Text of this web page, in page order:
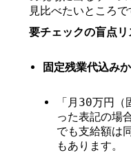
見比べたいところで
要チェックの盲点リ
固定残業代込み
「月30万円
った表記の場
でも支給額は
もあります。